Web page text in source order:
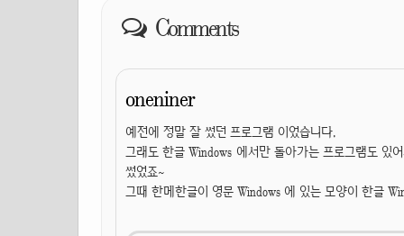
Comments
oneniner
예전에 정말 잘 썼던 프로그램 이었습니다.
그래도 한글 Windows 에서만 돌아가는 프로그램도 있
썼었죠~
그때 한메한글이 영문 Windows 에 있는 모양이 한글